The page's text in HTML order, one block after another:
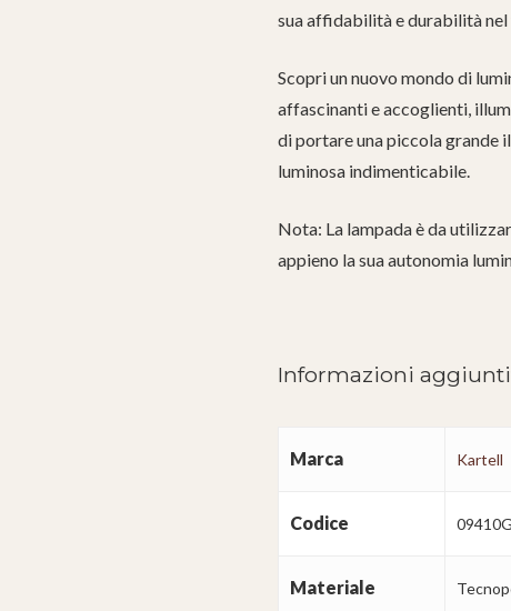
sua affidabilità e durabilità nel
Scopri un nuovo mondo di
affascinanti e accoglienti,
di portare una piccola grande
luminosa indimenticabile.
Nota: La lampada è da
appieno la sua autonomia
Informazioni
Marca Kartell
Codice
Materiale